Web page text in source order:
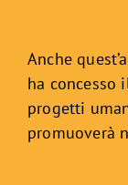
Anche
ha concesso
progetti
promuoverà